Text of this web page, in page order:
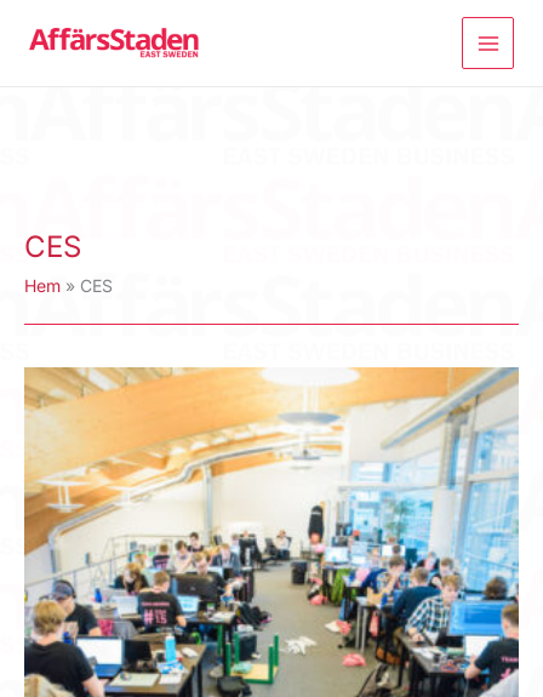
CES
Hem CES